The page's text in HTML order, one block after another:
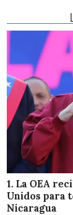
La OEA
Unidos para
Nicaragua